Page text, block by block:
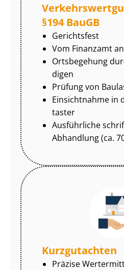
§194 BauGB
Gerichtsfest
Vom Finanzamt
Ortsbegehung
di­gen
Prüfung von
Einsichtnahme in
tas­ter
Ausführliche
Abhandlung (ca.
Kurzgutachten
Präzise